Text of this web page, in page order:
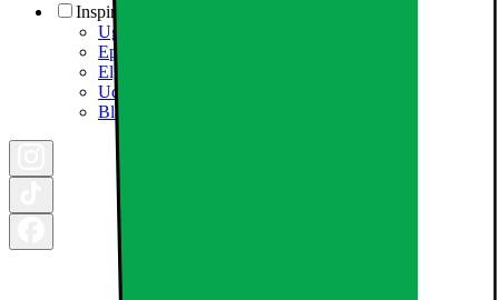
Inspiration
Ugens tilbud - og andre gode priser
Epoq køkken & bryggers
Elgigantens Magasin
Udsalg
Black Friday 2026